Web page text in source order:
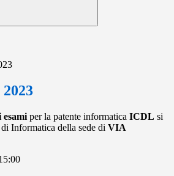
esami per la patente informatica ICDL si
Informatica della sede di VIA